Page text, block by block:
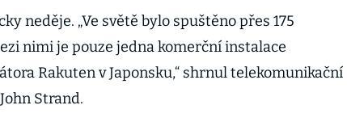
neděje. „Ve světě bylo spuštěno přes 175
nimi je pouze jedna komerční instalace
Rakuten v Japonsku,“ shrnul telekomunikační
Strand.